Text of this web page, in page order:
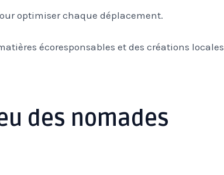
optimiser chaque déplacement.
écoresponsables et des créations locales
des nomades